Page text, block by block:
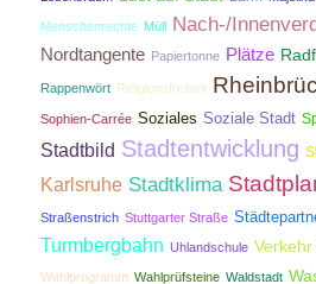
Menschenrechte Müll Nach-/
Nordtangente Papiertonne Plätze
Rappenwört Religionsfreiheit
Sophien-Carrée Soziales Soziale Stadt
Stadtbild Stadtentwicklung
Karlsruhe Stadtklima
Straßenstrich Stuttgarter Straße
Turmbergbahn Uhlandschule Verkehr
Wahlprogramm Wahlprüfsteine Waldstadt